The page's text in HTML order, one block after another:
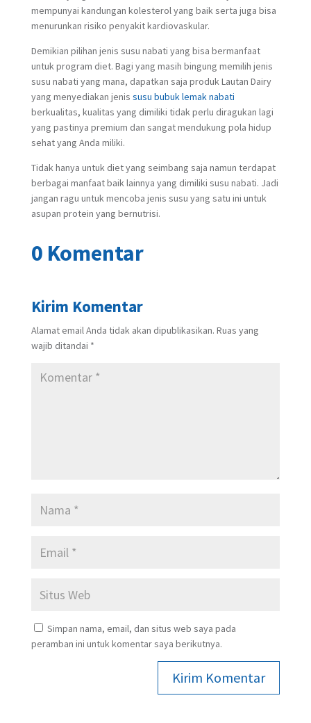
mempunyai kandungan kolesterol yang baik serta juga bisa
menurunkan risiko penyakit kardiovaskular.
Demikian pilihan jenis susu nabati yang bisa bermanfaat
untuk program diet. Bagi yang masih bingung memilih jenis
susu nabati yang mana, dapatkan saja produk Lautan Dairy
yang menyediakan jenis susu bubuk lemak nabati
berkualitas, kualitas yang dimiliki tidak perlu diragukan lagi
yang pastinya premium dan sangat mendukung pola hidup
sehat yang Anda miliki.
Tidak hanya untuk diet yang seimbang saja namun terdapat
berbagai manfaat baik lainnya yang dimiliki susu nabati. Jadi
jangan ragu untuk mencoba jenis susu yang satu ini untuk
asupan protein yang bernutrisi.
0 Komentar
Kirim Komentar
Alamat email Anda tidak akan dipublikasikan. Ruas yang
wajib ditandai *
Simpan nama, email, dan situs web saya pada
peramban ini untuk komentar saya berikutnya.
Kirim Komentar